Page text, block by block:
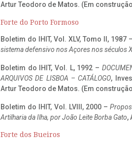
Artur Teodoro de Matos. (Em
Forte do Porto Formoso
Boletim do IHIT, Vol. XLV, Tomo II, 1987 –
sistema defensivo nos Açores nos séculos
Boletim do IHIT, Vol. L, 1992 –
ARQUIVOS DE LISBOA – CATÁLOGO,
Artur Teodoro de Matos. (Em
Boletim do IHIT, Vol. LVIII, 2000 –
Artilharia da Ilha, por João Leite Borba Gato,
Forte dos Bueiros